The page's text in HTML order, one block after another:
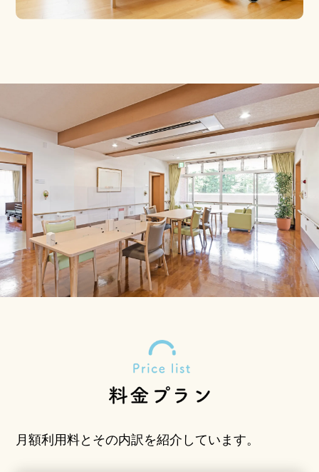
月額利用料とその内訳を紹介しています。